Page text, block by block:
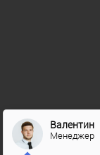
Валентин
Менеджер